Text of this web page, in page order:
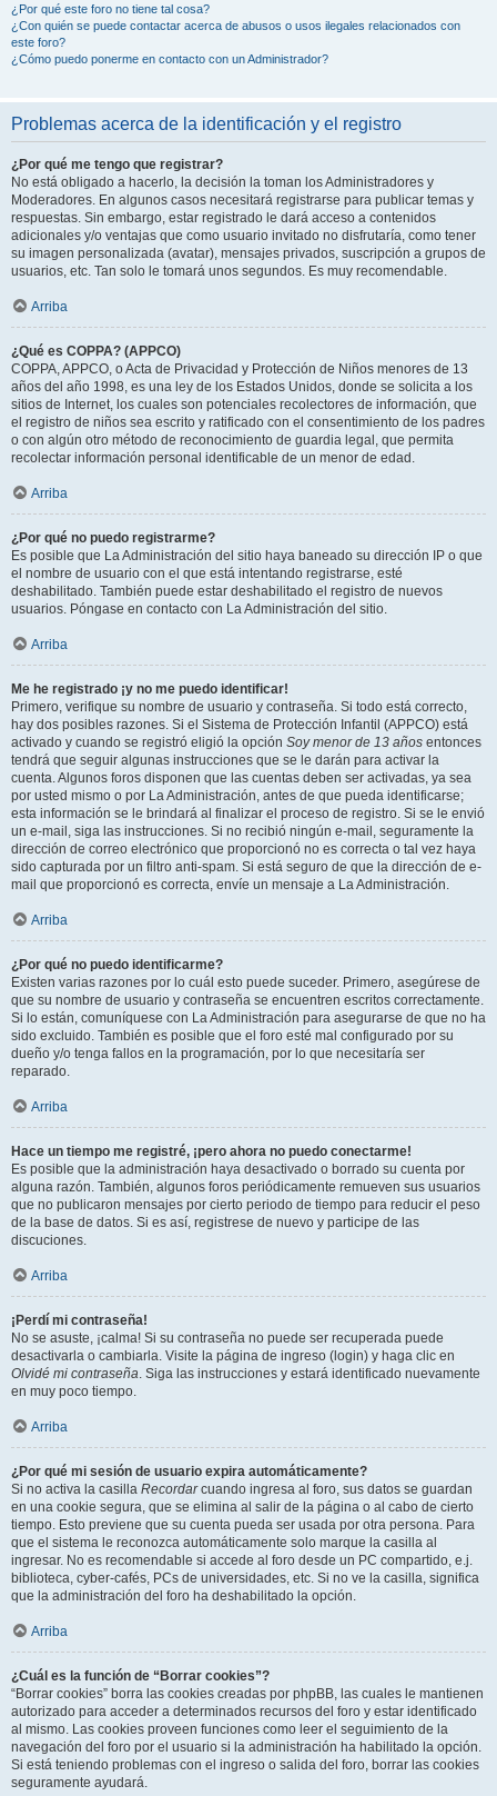
¿Por qué este foro no tiene tal cosa?
¿Con quién se puede contactar acerca de abusos o usos ilegales relacionados con
este foro?
¿Cómo puedo ponerme en contacto con un Administrador?
Problemas acerca de la identificación y el registro
¿Por qué me tengo que registrar?
No está obligado a hacerlo, la decisión la toman los Administradores y
Moderadores. En algunos casos necesitará registrarse para publicar temas y
respuestas. Sin embargo, estar registrado le dará acceso a contenidos
adicionales y/o ventajas que como usuario invitado no disfrutaría, como tener
su imagen personalizada (avatar), mensajes privados, suscripción a grupos de
usuarios, etc. Tan solo le tomará unos segundos. Es muy recomendable.
Arriba
¿Qué es COPPA? (APPCO)
COPPA, APPCO, o Acta de Privacidad y Protección de Niños menores de 13
años del año 1998, es una ley de los Estados Unidos, donde se solicita a los
sitios de Internet, los cuales son potenciales recolectores de información, que
el registro de niños sea escrito y ratificado con el consentimiento de los padres
o con algún otro método de reconocimiento de guardia legal, que permita
recolectar información personal identificable de un menor de edad.
Arriba
¿Por qué no puedo registrarme?
Es posible que La Administración del sitio haya baneado su dirección IP o que
el nombre de usuario con el que está intentando registrarse, esté
deshabilitado. También puede estar deshabilitado el registro de nuevos
usuarios. Póngase en contacto con La Administración del sitio.
Arriba
Me he registrado ¡y no me puedo identificar!
Primero, verifique su nombre de usuario y contraseña. Si todo está correcto,
hay dos posibles razones. Si el Sistema de Protección Infantil (APPCO) está
activado y cuando se registró eligió la opción Soy menor de 13 años entonces
tendrá que seguir algunas instrucciones que se le darán para activar la
cuenta. Algunos foros disponen que las cuentas deben ser activadas, ya sea
por usted mismo o por La Administración, antes de que pueda identificarse;
esta información se le brindará al finalizar el proceso de registro. Si se le envió
un e-mail, siga las instrucciones. Si no recibió ningún e-mail, seguramente la
dirección de correo electrónico que proporcionó no es correcta o tal vez haya
sido capturada por un filtro anti-spam. Si está seguro de que la dirección de e-
mail que proporcionó es correcta, envíe un mensaje a La Administración.
Arriba
¿Por qué no puedo identificarme?
Existen varias razones por lo cuál esto puede suceder. Primero, asegúrese de
que su nombre de usuario y contraseña se encuentren escritos correctamente.
Si lo están, comuníquese con La Administración para asegurarse de que no ha
sido excluido. También es posible que el foro esté mal configurado por su
dueño y/o tenga fallos en la programación, por lo que necesitaría ser
reparado.
Arriba
Hace un tiempo me registré, ¡pero ahora no puedo conectarme!
Es posible que la administración haya desactivado o borrado su cuenta por
alguna razón. También, algunos foros periódicamente remueven sus usuarios
que no publicaron mensajes por cierto periodo de tiempo para reducir el peso
de la base de datos. Si es así, registrese de nuevo y participe de las
discuciones.
Arriba
¡Perdí mi contraseña!
No se asuste, ¡calma! Si su contraseña no puede ser recuperada puede
desactivarla o cambiarla. Visite la página de ingreso (login) y haga clic en
Olvidé mi contraseña. Siga las instrucciones y estará identificado nuevamente
en muy poco tiempo.
Arriba
¿Por qué mi sesión de usuario expira automáticamente?
Si no activa la casilla Recordarcuando ingresa al foro, sus datos se guardan
en una cookie segura, que se elimina al salir de la página o al cabo de cierto
tiempo. Esto previene que su cuenta pueda ser usada por otra persona. Para
que el sistema le reconozca automáticamente solo marque la casilla al
ingresar. No es recomendable si accede al foro desde un PC compartido, e.j.
biblioteca, cyber-cafés, PCs de universidades, etc. Si no ve la casilla, significa
que la administración del foro ha deshabilitado la opción.
Arriba
¿Cuál es la función de “Borrar cookies”?
“Borrar cookies” borra las cookies creadas por phpBB, las cuales le mantienen
autorizado para acceder a determinados recursos del foro y estar identificado
al mismo. Las cookies proveen funciones como leer el seguimiento de la
navegación del foro por el usuario si la administración ha habilitado la opción.
Si está teniendo problemas con el ingreso o salida del foro, borrar las cookies
seguramente ayudará.